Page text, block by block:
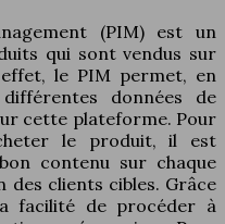
(PIM) est un
qui sont vendus sur
le PIM permet, en
données de
cette plateforme. Pour
le produit, il est
contenu sur chaque
des clients cibles. Grâce
facilité de procéder à